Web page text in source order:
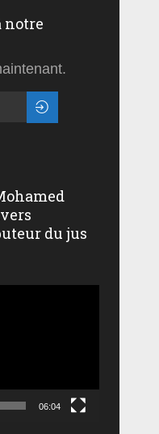
notre
du jus
06:04